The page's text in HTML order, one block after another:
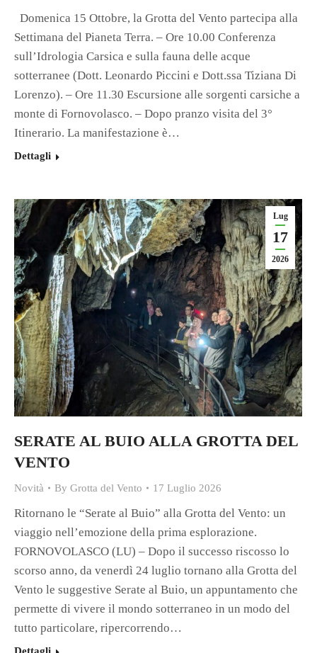
Domenica 15 Ottobre, la Grotta del Vento partecipa alla
Settimana del Pianeta Terra. – Ore 10.00 Conferenza
sull’Idrologia Carsica e sulla fauna delle acque
sotterranee (Dott. Leonardo Piccini e Dott.ssa Tiziana Di
Lorenzo). – Ore 11.30 Escursione alle sorgenti carsiche a
monte di Fornovolasco. – Dopo pranzo visita del 3°
Itinerario. La manifestazione è…
Dettagli
Lug
17
2026
SERATE AL BUIO ALLA GROTTA DEL
VENTO
Novità By Grotta del Vento 17 Luglio 2026
Ritornano le “Serate al Buio” alla Grotta del Vento: un
viaggio nell’emozione della prima esplorazione.
FORNOVOLASCO (LU) – Dopo il successo riscosso lo
scorso anno, da venerdì 24 luglio tornano alla Grotta del
Vento le suggestive Serate al Buio, un appuntamento che
permette di vivere il mondo sotterraneo in un modo del
tutto particolare, ripercorrendo…